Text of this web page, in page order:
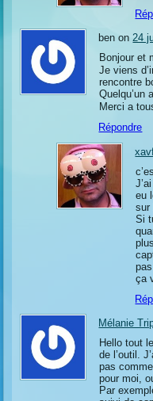
ben on24
Bonjour et
Je viens
rencontre
Quelqu’un
Merci a
Répondre
eu
sur
Si
ça
Mélanie
Hello tout
de l’outil.
pas
pour moi,
Par